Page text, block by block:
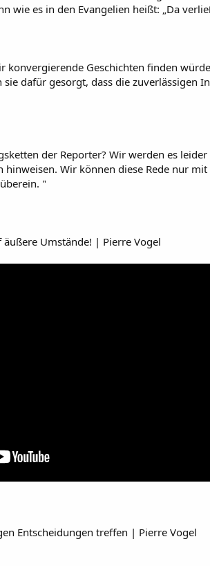
wie es in den Evangelien heißt: „Da
konvergierende Geschichten finden
sie dafür gesorgt, dass die
der Reporter? Wir werden es
Wir können diese Rede nur
"
Umstände! | Pierre Vogel
Entscheidungen treffen | Pierre Vogel